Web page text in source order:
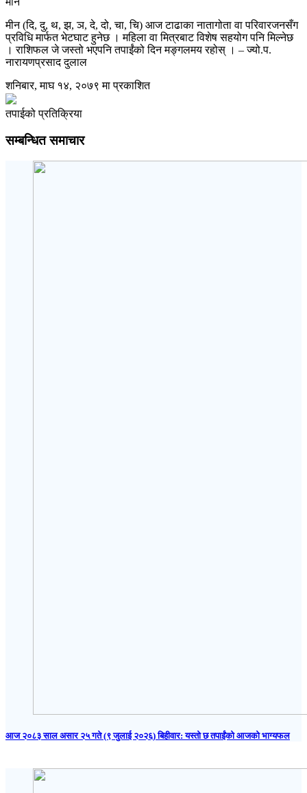
मीन (दि, दु, थ, झ, ञ, दे, दो, चा, चि) आज टाढाका नातागोता वा परिवारजनसँग
प्रविधि मार्फत भेटघाट हुनेछ । महिला वा मित्रबाट विशेष सहयोग पनि मिल्नेछ
। राशिफल जे जस्तो भएपनि तपाईंको दिन मङ्गलमय रहोस् । – ज्यो.प.
नारायणप्रसाद दुलाल
शनिबार, माघ १४, २०७९ मा प्रकाशित
तपाईको प्रतिक्रिया
सम्बन्धित समाचार
आज २०८३ साल असार २५ गते (९ जुलाई २०२६) बिहीवार: यस्तो छ तपाईंको आजको भाग्यफल